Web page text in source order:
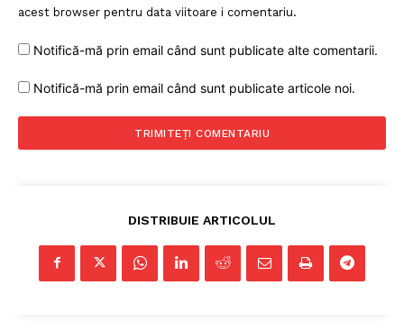
acest browser pentru data viitoare i comentariu.
Notifică-mă prin email când sunt publicate alte comentarii.
Notifică-mă prin email când sunt publicate articole noi.
DISTRIBUIE ARTICOLUL